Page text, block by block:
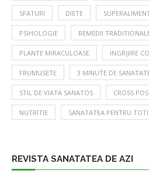
SFATURI DIETE
PSIHOLOGIE REMEDII
PLANTE MIRACULOASE INGRIJIRE
FRUMUSETE 3 MINUTE DE
STIL DE VIATA SANATOS CROSS
NUTRITIE SANATATEA PENTRU TOTI
REVISTA SANATATEA DE AZI